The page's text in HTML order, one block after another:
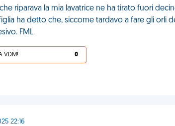
riparava la mia lavatrice ne ha tirato fuori
ha detto che, siccome tardavo a fare gli orli
FML
VDM! 0
22:16